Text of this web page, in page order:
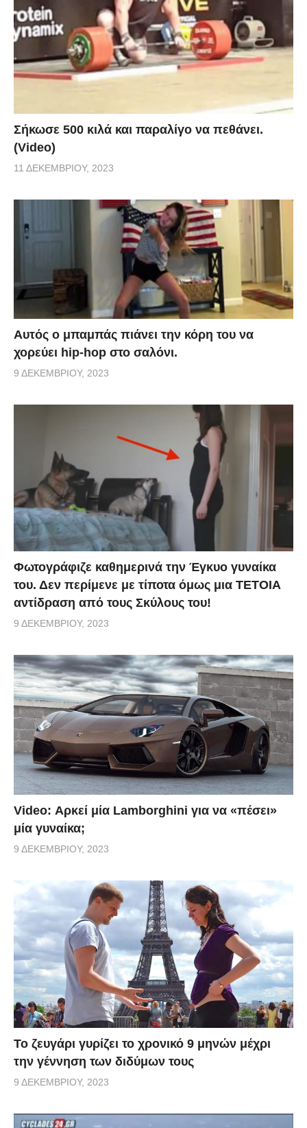
Σήκωσε 500 κιλά και παραλίγο να πεθάνει.
(Video)
11 ΔΕΚΕΜΒΡΊΟΥ, 2023
Αυτός ο μπαμπάς πιάνει την κόρη του να
χορεύει hip-hop στο σαλόνι.
9 ΔΕΚΕΜΒΡΊΟΥ, 2023
Φωτογράφιζε καθημερινά την Έγκυο γυναίκα
του. Δεν περίμενε με τίποτα όμως μια ΤΕΤΟΙΑ
αντίδραση από τους Σκύλους του!
9 ΔΕΚΕΜΒΡΊΟΥ, 2023
Video: Αρκεί μία Lamborghini για να «πέσει»
μία γυναίκα;
9 ΔΕΚΕΜΒΡΊΟΥ, 2023
Το ζευγάρι γυρίζει το χρονικό 9 μηνών μέχρι
την γέννηση των διδύμων τους
9 ΔΕΚΕΜΒΡΊΟΥ, 2023